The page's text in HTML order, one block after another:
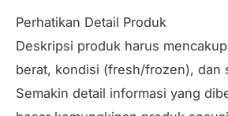
Perhatikan Detail Produk
Deskripsi produk harus
berat, kondisi (fresh/frozen), dan
Semakin detail informasi yang